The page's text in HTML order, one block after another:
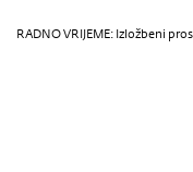
RADNO VRIJEME: Izložbeni